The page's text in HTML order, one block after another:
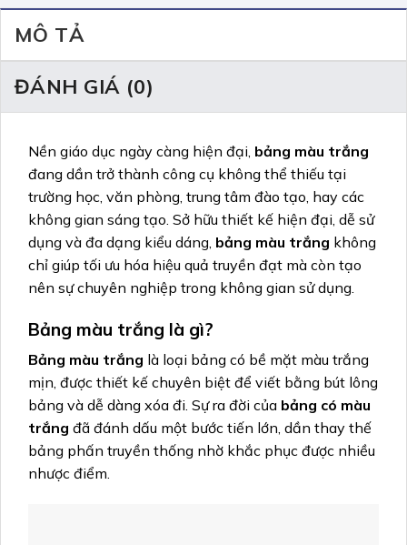
MÔ TẢ
ĐÁNH GIÁ (0)
Nền giáo dục ngày càng hiện đại, bảng màu trắng
đang dần trở thành công cụ không thể thiếu tại
trường học, văn phòng, trung tâm đào tạo, hay các
không gian sáng tạo. Sở hữu thiết kế hiện đại, dễ sử
dụng và đa dạng kiểu dáng, bảng màu trắng không
chỉ giúp tối ưu hóa hiệu quả truyền đạt mà còn tạo
nên sự chuyên nghiệp trong không gian sử dụng.
Bảng màu trắng là gì?
Bảng màu trắng là loại bảng có bề mặt màu trắng
mịn, được thiết kế chuyên biệt để viết bằng bút lông
bảng và dễ dàng xóa đi. Sự ra đời của bảng có màu
trắng đã đánh dấu một bước tiến lớn, dần thay thế
bảng phấn truyền thống nhờ khắc phục được nhiều
nhược điểm.